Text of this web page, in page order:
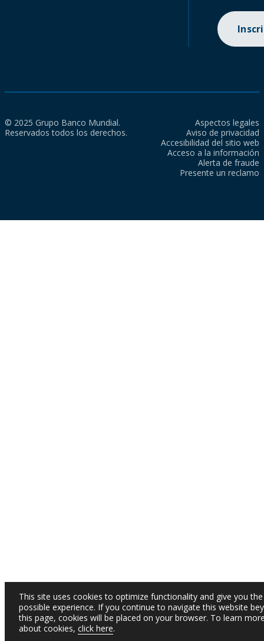
© 2025 Grupo Banco Mundial.
Reservados todos los derechos.
Aspectos legales
Aviso de privacidad
Accesibilidad del sitio web
Acceso a la información
Alerta de fraude
Presente un reclamo
This site uses cookies to optimize functionality and give you
possible experience. If you continue to navigate this website
this page, cookies will be placed on your browser. To learn
about cookies, click here.